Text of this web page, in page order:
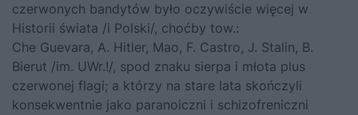
czerwonych bandytów było oczywiście więcej w
Historii świata /i Polski/, choćby tow.:
Che Guevara, A. Hitler, Mao, F. Castro, J. Stalin, B.
Bierut /im. UWr.!/, spod znaku sierpa i młota plus
czerwonej flagi; a którzy na stare lata skończyli
konsekwentnie jako paranoiczni i schizofreniczni